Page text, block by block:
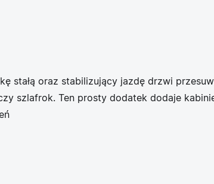
stałą oraz stabilizujący jazdę drzwi
szlafrok. Ten prosty dodatek dodaje